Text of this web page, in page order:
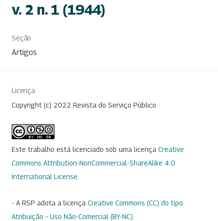
v. 2 n. 1 (1944)
Seção
Artigos
Licença
Copyright (c) 2022 Revista do Serviço Público
Este trabalho está licenciado sob uma licença Creative
Commons Attribution-NonCommercial-ShareAlike 4.0
International License
- A RSP adota a licença Creative Commons (CC) do tipo
Atribuição – Uso Não-Comercial (BY-NC)